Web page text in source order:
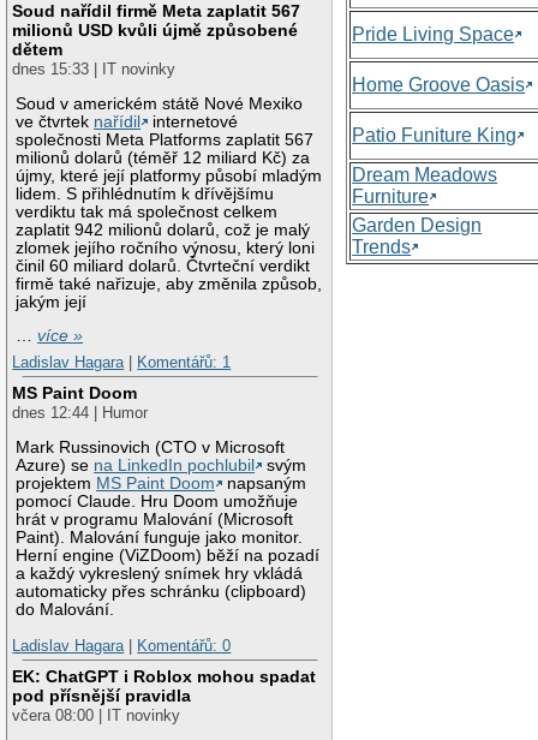
Soud nařídil firmě Meta zaplatit 567
milionů USD kvůli újmě způsobené
dětem
dnes 15:33 | IT novinky
Soud v americkém státě Nové Mexiko
ve čtvrtek nařídil
internetové
společnosti Meta Platforms zaplatit 567
milionů dolarů (téměř 12 miliard Kč) za
újmy, které její platformy působí mladým
lidem. S přihlédnutím k dřívějšímu
verdiktu tak má společnost celkem
zaplatit 942 milionů dolarů, což je malý
zlomek jejího ročního výnosu, který loni
činil 60 miliard dolarů. Čtvrteční verdikt
firmě také nařizuje, aby změnila způsob,
jakým její
…více »
Ladislav Hagara
Komentářů: 1
MS Paint Doom
dnes 12:44 | Humor
Mark Russinovich (CTO v Microsoft
Azure) se na LinkedIn pochlubil
svým
projektem MS Paint Doom
napsaným
pomocí Claude. Hru Doom umožňuje
hrát v programu Malování (Microsoft
Paint). Malování funguje jako monitor.
Herní engine (ViZDoom) běží na pozadí
a každý vykreslený snímek hry vkládá
automaticky přes schránku (clipboard)
do Malování.
Ladislav Hagara
Komentářů: 0
EK: ChatGPT i Roblox mohou spadat
pod přísnější pravidla
včera 08:00 | IT novinky
Pride Living Space
Home Groove Oasis
Patio Funiture King
Dream Meadows
Furniture
Garden Design
Trends